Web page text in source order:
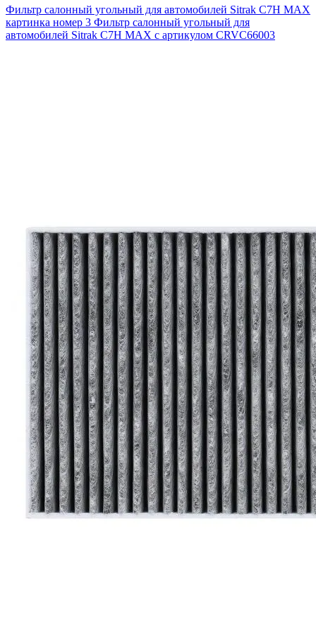
Фильтр салонный угольный для автомобилей Sitrak C7H MAX
картинка номер 3 Фильтр салонный угольный для
автомобилей Sitrak C7H MAX с артикулом CRVC66003